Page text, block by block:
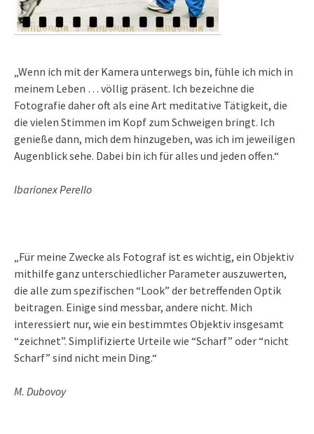
„Wenn ich mit der Kamera unterwegs bin, fühle ich mich in
meinem Leben … völlig präsent. Ich bezeichne die
Fotografie daher oft als eine Art meditative Tätigkeit, die
die vielen Stimmen im Kopf zum Schweigen bringt. Ich
genieße dann, mich dem hinzugeben, was ich im jeweiligen
Augenblick sehe. Dabei bin ich für alles und jeden offen.“
Ibarionex Perello
„Für meine Zwecke als Fotograf ist es wichtig, ein Objektiv
mithilfe ganz unterschiedlicher Parameter auszuwerten,
die alle zum spezifischen “Look” der betreffenden Optik
beitragen. Einige sind messbar, andere nicht. Mich
interessiert nur, wie ein bestimmtes Objektiv insgesamt
“zeichnet”. Simplifizierte Urteile wie “Scharf” oder “nicht
Scharf” sind nicht mein Ding.“
M. Dubovoy